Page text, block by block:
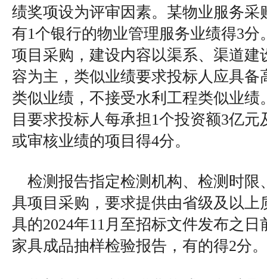
绩奖项设为评审因素。某物业服务采
有1个银行的物业管理服务业绩得3分
项目采购，建设内容以渠系、渠道建
容为主，类似业绩要求投标人应具备
类似业绩，不接受水利工程类似业绩
目要求投标人每承担1个投资额3亿
或审核业绩的项目得4分。
检测报告指定检测机构、检测时限
具项目采购，要求提供由省级及以上
具的2024年11月至招标文件发布之
家具成品抽样检验报告，有的得2分。